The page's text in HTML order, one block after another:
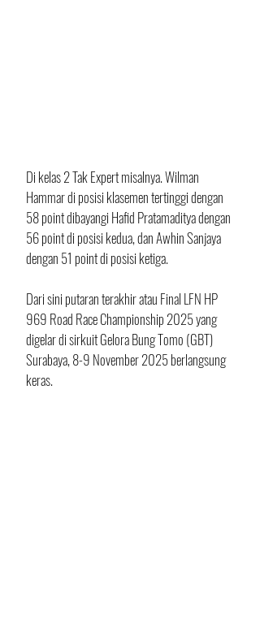
Di kelas 2 Tak Expert misalnya. Wilman
Hammar di posisi klasemen tertinggi dengan
58 point dibayangi Hafid Pratamaditya dengan
56 point di posisi kedua, dan Awhin Sanjaya
dengan 51 point di posisi ketiga.
Dari sini putaran terakhir atau Final LFN HP
969 Road Race Championship 2025 yang
digelar di sirkuit Gelora Bung Tomo (GBT)
Surabaya, 8-9 November 2025 berlangsung
keras.